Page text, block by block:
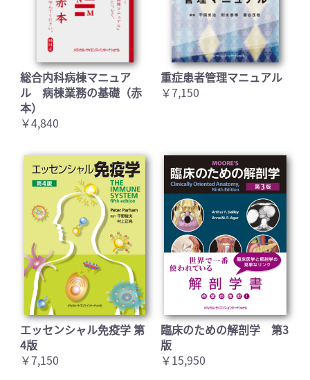
総合内科病棟マニュア
ル 病棟業務の基礎（赤
本）
￥4,840
重症患者管理マニュアル
￥7,150
エッセンシャル免疫学 第
4版
￥7,150
臨床のための解剖学 第3
版
￥15,950